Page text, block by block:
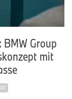
Group
mit